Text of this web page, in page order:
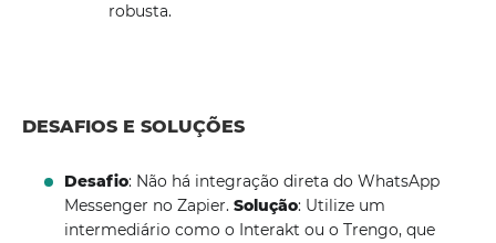
robusta.
DESAFIOS E SOLUÇÕES
Desafio: Não há integração direta do WhatsApp
Messenger no Zapier.Solução: Utilize um
intermediário como o Interakt ou o Trengo, que